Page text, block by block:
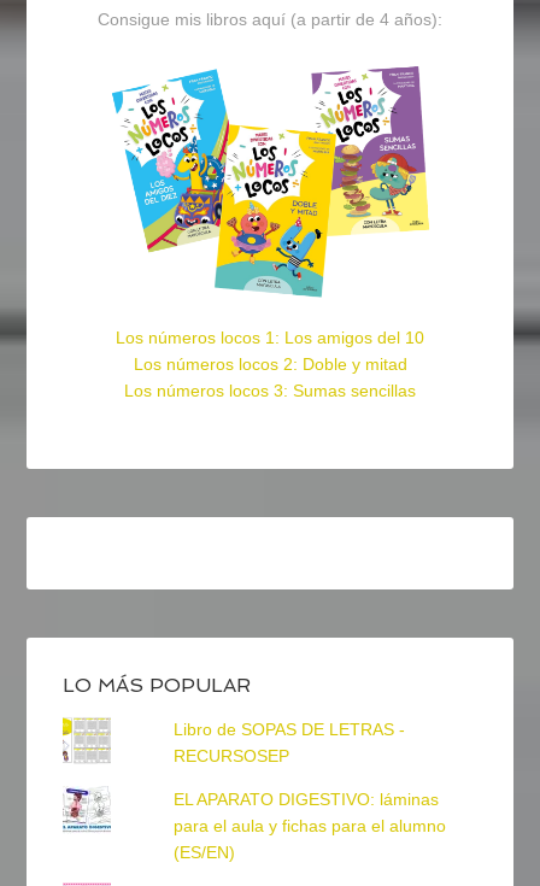
Consigue mis libros aquí (a partir de 4 años):
Los números locos 1: Los amigos del 10
Los números locos 2: Doble y mitad
Los números locos 3: Sumas sencillas
LO MÁS POPULAR
Libro de SOPAS DE LETRAS -
RECURSOSEP
EL APARATO DIGESTIVO: láminas
para el aula y fichas para el alumno
(ES/EN)